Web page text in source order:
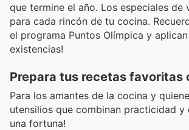
que termine el año. Los especiales
para cada rincón de tu cocina.
el programa Puntos Olímpica y
existencias!
Prepara tus recetas favoritas
Para los amantes de la cocina y
utensilios que combinan practicidad
una fortuna!